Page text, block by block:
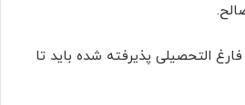
فارغ التحصیلی پذیرفته شده باید تا